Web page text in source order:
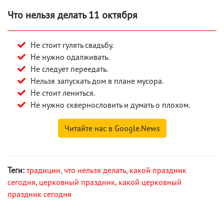
Что нельзя делать 11 октября
Не стоит гулять свадьбу.
Не нужно одалживать.
Не следует переедать.
Нельзя запускать дом в плане мусора.
Не стоит лениться.
Не нужно сквернословить и думать о плохом.
Читайте нас в Google.News
Теги: традиции, что нельзя делать, какой праздник
сегодня, церковный праздник, какой церковный
праздник сегодня